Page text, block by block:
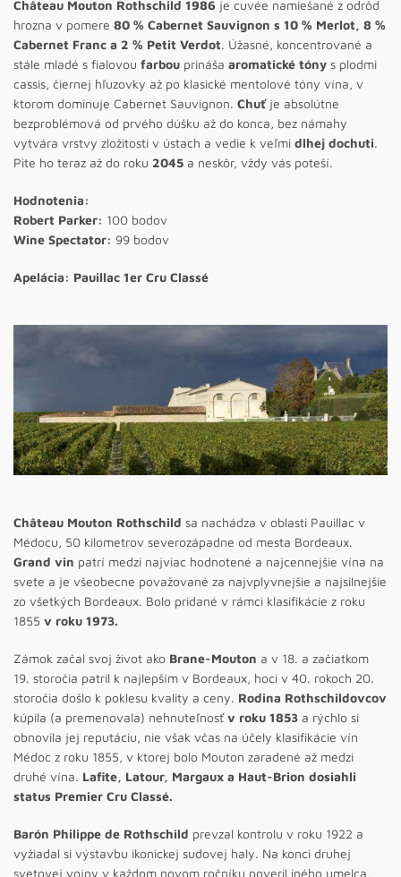
Château Mouton Rothschild 1986 je cuvée namiešané z odrôd
hrozna v pomere 80 % Cabernet Sauvignon s 10 % Merlot, 8 %
Cabernet Franc a 2 % Petit Verdot. Úžasné, koncentrované a
stále mladé s fialovou farbou prináša aromatické tóny s plodmi
cassis, čiernej hľuzovky až po klasické mentolové tóny vína, v
ktorom dominuje Cabernet Sauvignon. Chuťje absolútne
bezproblémová od prvého dúšku až do konca, bez námahy
vytvára vrstvy zložitosti v ústach a vedie k veľmi dlhej dochuti.
Pite ho teraz až do roku 2045 a neskôr, vždy vás poteší.
Hodnotenia:
Robert Parker: 100 bodov
Wine Spectator: 99 bodov
Apelácia: Pauillac 1er Cru Classé
Château Mouton Rothschild sa nachádza v oblasti Pauillac v
Médocu, 50 kilometrov severozápadne od mesta Bordeaux.
Grand vin patrí medzi najviac hodnotené a najcennejšie vína na
svete a je všeobecne považované za najvplyvnejšie a najsilnejšie
zo všetkých Bordeaux. Bolo pridané v rámci klasifikácie z roku
1855 v roku 1973.
Zámok začal svoj život ako Brane-Mouton a v 18. a začiatkom
19. storočia patril k najlepším v Bordeaux, hoci v 40. rokoch 20.
storočia došlo k poklesu kvality a ceny. Rodina Rothschildovcov
kúpila (a premenovala) nehnuteľnosťv roku 1853 a rýchlo si
obnovila jej reputáciu, nie však včas na účely klasifikácie vín
Médoc z roku 1855, v ktorej bolo Mouton zaradené až medzi
druhé vína. Lafite, Latour, Margaux a Haut-Brion dosiahli
status Premier Cru Classé.
Barón Philippe de Rothschild prevzal kontrolu v roku 1922 a
vyžiadal si výstavbu ikonickej sudovej haly. Na konci druhej
svetovej vojny v každom novom ročníku poveril iného umelca,